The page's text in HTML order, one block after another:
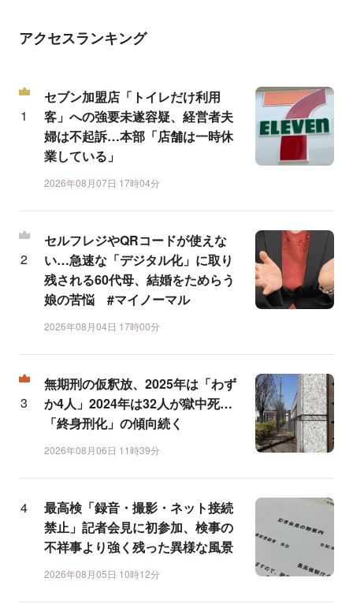
アクセスランキング
セブン加盟店「トイレだけ利用
客」への強要未遂容疑、経営者夫
婦は不起訴…本部「店舗は一時休
業している」
2026年08月07日 17時04分
セルフレジやQRコードが使えな
い…急速な「デジタル化」に取り
残される60代母、結婚をためらう
娘の苦悩 #マイノーマル
2026年08月04日 17時00分
無期刑の仮釈放、2025年は「わず
か4人」2024年は32人が獄中死…
「終身刑化」の傾向続く
2026年08月06日 11時39分
最高検「録音・撮影・ネット接続
禁止」記者会見に初参加、検事の
不祥事より強く残った異様な風景
2026年08月05日 10時12分